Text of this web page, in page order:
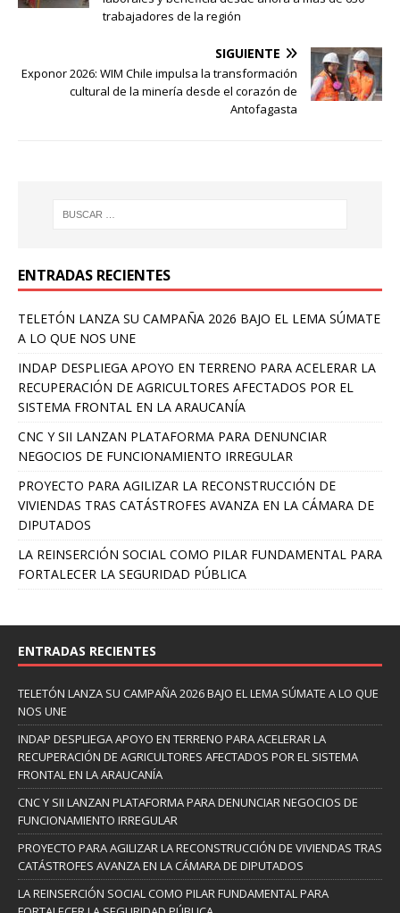
trabajadores de la región
SIGUIENTE
Exponor 2026: WIM Chile impulsa la transformación
cultural de la minería desde el corazón de
Antofagasta
ENTRADAS RECIENTES
TELETÓN LANZA SU CAMPAÑA 2026 BAJO EL LEMA SÚMATE
A LO QUE NOS UNE
INDAP DESPLIEGA APOYO EN TERRENO PARA ACELERAR LA
RECUPERACIÓN DE AGRICULTORES AFECTADOS POR EL
SISTEMA FRONTAL EN LA ARAUCANÍA
CNC Y SII LANZAN PLATAFORMA PARA DENUNCIAR
NEGOCIOS DE FUNCIONAMIENTO IRREGULAR
PROYECTO PARA AGILIZAR LA RECONSTRUCCIÓN DE
VIVIENDAS TRAS CATÁSTROFES AVANZA EN LA CÁMARA DE
DIPUTADOS
LA REINSERCIÓN SOCIAL COMO PILAR FUNDAMENTAL PARA
FORTALECER LA SEGURIDAD PÚBLICA
ENTRADAS RECIENTES
TELETÓN LANZA SU CAMPAÑA 2026 BAJO EL LEMA SÚMATE A LO QUE
NOS UNE
INDAP DESPLIEGA APOYO EN TERRENO PARA ACELERAR LA
RECUPERACIÓN DE AGRICULTORES AFECTADOS POR EL SISTEMA
FRONTAL EN LA ARAUCANÍA
CNC Y SII LANZAN PLATAFORMA PARA DENUNCIAR NEGOCIOS DE
FUNCIONAMIENTO IRREGULAR
PROYECTO PARA AGILIZAR LA RECONSTRUCCIÓN DE VIVIENDAS TRAS
CATÁSTROFES AVANZA EN LA CÁMARA DE DIPUTADOS
LA REINSERCIÓN SOCIAL COMO PILAR FUNDAMENTAL PARA